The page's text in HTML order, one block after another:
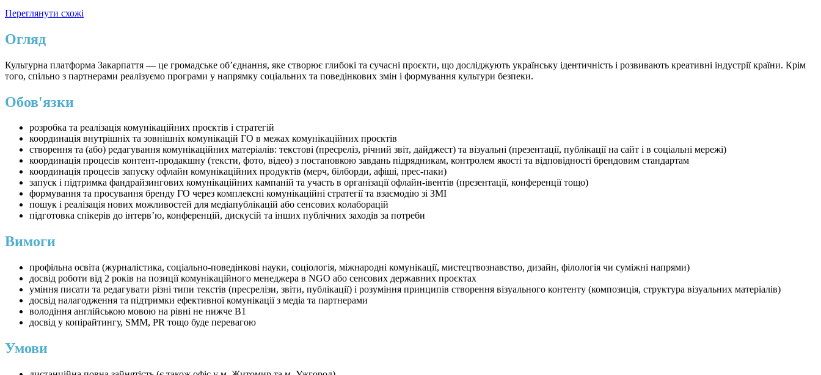
Переглянути схожі
Огляд
Культурна платформа Закарпаття — це громадське обʼєднання, яке створює глибокі та сучасні проєкти, що досліджують українську ідентичність і розвивають креативні індустрії країни. Крім
того, спільно з партнерами реалізуємо програми у напрямку соціальних та поведінкових змін і формування культури безпеки.
Обов'язки
розробка та реалізація комунікаційних проєктів і стратегій
координація внутрішніх та зовнішніх комунікацій ГО в межах комунікаційних проєктів
створення та (або) редагування комунікаційних матеріалів: текстові (пресреліз, річний звіт, дайджест) та візуальні (презентації, публікації на сайт і в соціальні мережі)
координація процесів контент-продакшну (тексти, фото, відео) з постановкою завдань підрядникам, контролем якості та відповідності брендовим стандартам
координація процесів запуску офлайн комунікаційних продуктів (мерч, білборди, афіші, прес-паки)
запуск і підтримка фандрайзингових комунікаційних кампаній та участь в організації офлайн-івентів (презентації, конференції тощо)
формування та просування бренду ГО через комплексні комунікаційні стратегії та взаємодію зі ЗМІ
пошук і реалізація нових можливостей для медіапублікацій або сенсових колаборацій
підготовка спікерів до інтерв’ю, конференцій, дискусій та інших публічних заходів за потреби
Вимоги
профільна освіта (журналістика, соціально-поведінкові науки, соціологія, міжнародні комунікації, мистецтвознавство, дизайн, філологія чи суміжні напрями)
досвід роботи від 2 років на позиції комунікаційного менеджера в NGO або сенсових державних проєктах
уміння писати та редагувати різні типи текстів (пресрелізи, звіти, публікації) і розуміння принципів створення візуального контенту (композиція, структура візуальних матеріалів)
досвід налагодження та підтримки ефективної комунікації з медіа та партнерами
володіння англійською мовою на рівні не нижче B1
досвід у копірайтингу, SMM, PR тощо буде перевагою
Умови